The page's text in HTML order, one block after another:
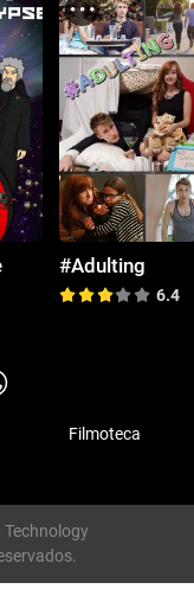
#Adulting
6.4
Filmoteca